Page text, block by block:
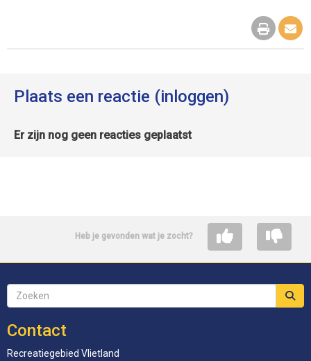
Plaats een reactie (inloggen)
Er zijn nog geen reacties geplaatst
Heb je gevonden wat je zocht?
Contact
Recreatiegebied Vlietland